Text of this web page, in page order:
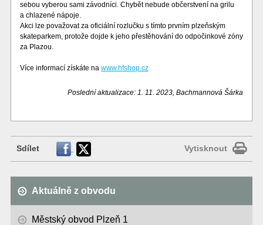
sebou vyberou sami závodníci. Chybět nebude občerstvení na grilu
a chlazené nápoje.
Akci lze považovat za oficiální rozlučku s tímto prvním plzeňským
skateparkem, protože dojde k jeho přestěhování do odpočinkové zóny
za Plazou.
Více informací získáte na www.hfshop.cz
Poslední aktualizace: 1. 11. 2023, Bachmannová Šárka
Sdílet Vytisknout
Aktuálně z obvodu
Městský obvod Plzeň 1